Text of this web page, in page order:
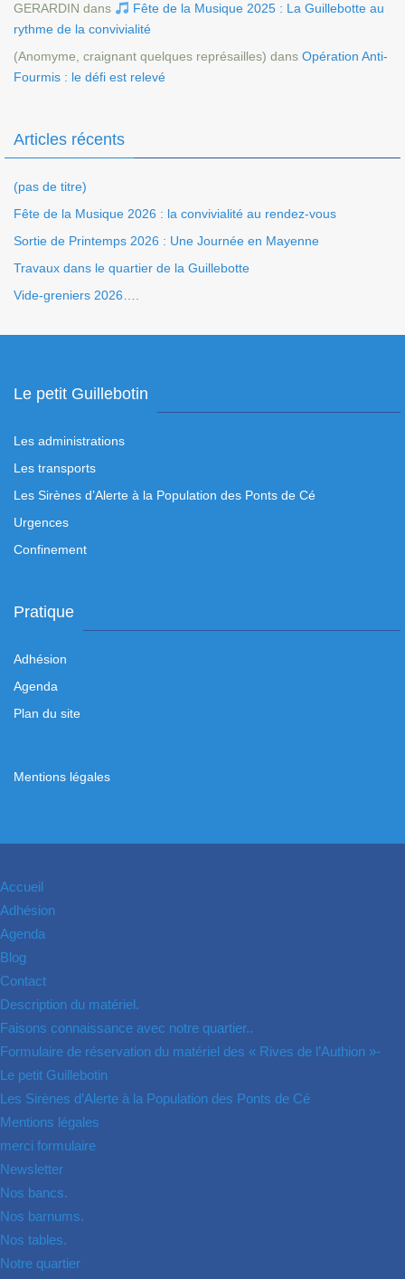
GERARDIN dans
Fête de la Musique 2025 : La Guillebotte au
rythme de la convivialité
(Anomyme, craignant quelques représailles) dans Opération Anti-
Fourmis : le défi est relevé
Articles récents
(pas de titre)
Fête de la Musique 2026 : la convivialité au rendez-vous
Sortie de Printemps 2026 : Une Journée en Mayenne
Travaux dans le quartier de la Guillebotte
Vide-greniers 2026….
Le petit Guillebotin
Les administrations
Les transports
Les Sirènes d’Alerte à la Population des Ponts de Cé
Urgences
Confinement
Pratique
Adhésion
Agenda
Plan du site
Mentions légales
Accueil
Adhésion
Agenda
Blog
Contact
Description du matériel.
Faisons connaissance avec notre quartier..
Formulaire de réservation du matériel des « Rives de l’Authion »-
Le petit Guillebotin
Les Sirènes d’Alerte à la Population des Ponts de Cé
Mentions légales
merci formulaire
Newsletter
Nos bancs.
Nos barnums.
Nos tables.
Notre quartier